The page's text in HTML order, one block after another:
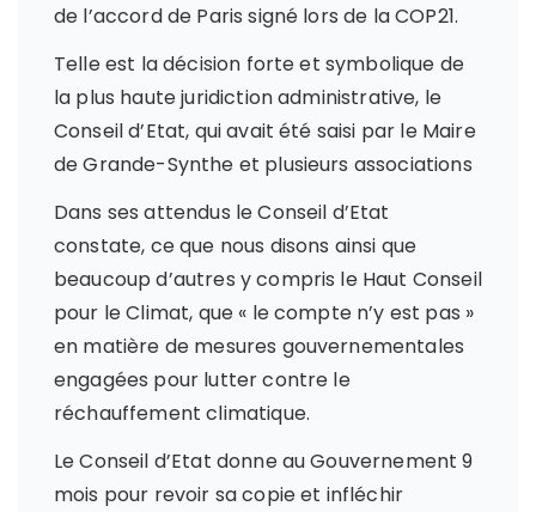
de l’accord de Paris signé lors de la COP21.
Telle est la décision forte et symbolique de
la plus haute juridiction administrative, le
Conseil d’Etat, qui avait été saisi par le Maire
de Grande-Synthe et plusieurs associations
Dans ses attendus le Conseil d’Etat
constate, ce que nous disons ainsi que
beaucoup d’autres y compris le Haut Conseil
pour le Climat, que « le compte n’y est pas »
en matière de mesures gouvernementales
engagées pour lutter contre le
réchauffement climatique.
Le Conseil d’Etat donne au Gouvernement 9
mois pour revoir sa copie et infléchir